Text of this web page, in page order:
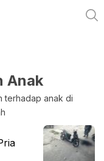
Anak
terhadap anak di